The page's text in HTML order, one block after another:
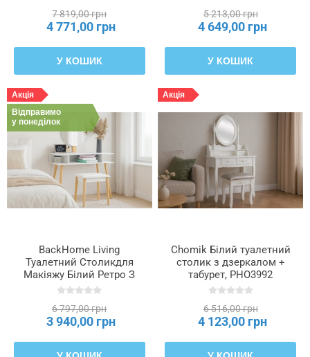
7 819,00 грн
4 771,00 грн
У КОШИК
5 213,00 грн
4 649,00 грн
У КОШИК
Акція
Відправимо
у понеділок
BackHome Living
Туалетний Столикдля
Макіяжу Білий Ретро З
Круглим Дзеркалом +
6 797,00 грн
3 940,00 грн
Акція
Chomik Білий туалетний
столик з дзеркалом +
табурет, PHO3992
6 516,00 грн
4 123,00 грн